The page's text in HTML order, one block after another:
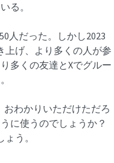
る。
人だった。しかし2023
上げ、より多くの人が参
多くの友達とXでグルー
おわかりいただけただろ
に使うのでしょうか？
う。